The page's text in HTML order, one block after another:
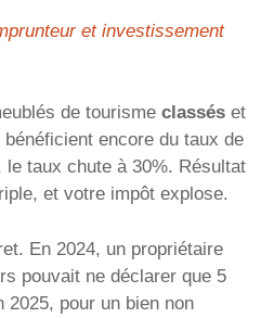
et investissement
de tourisme classés et
encore du taux de
taux chute à 30%. Résultat
et votre impôt explose.
En 2024, un propriétaire
pouvait ne déclarer que 5
2025, pour un bien non